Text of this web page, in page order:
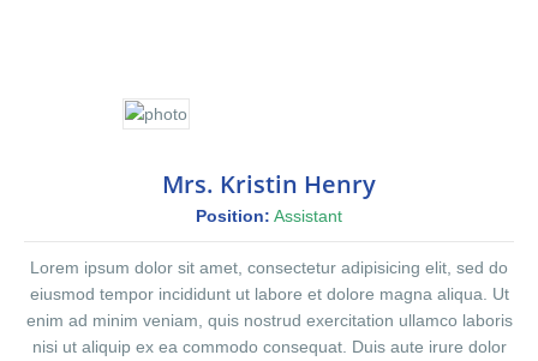
Mrs. Kristin Henry
Position: Assistant
Lorem ipsum dolor sit amet, consectetur adipisicing elit, sed do
eiusmod tempor incididunt ut labore et dolore magna aliqua. Ut
enim ad minim veniam, quis nostrud exercitation ullamco laboris
nisi ut aliquip ex ea commodo consequat. Duis aute irure dolor